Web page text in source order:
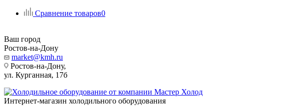
Сравнение товаров0
Ваш город
Ростов-на-Дону
market@kmh.ru
Ростов-на-Дону,
ул. Курганная, 17б
Интернет-магазин холодильного оборудования